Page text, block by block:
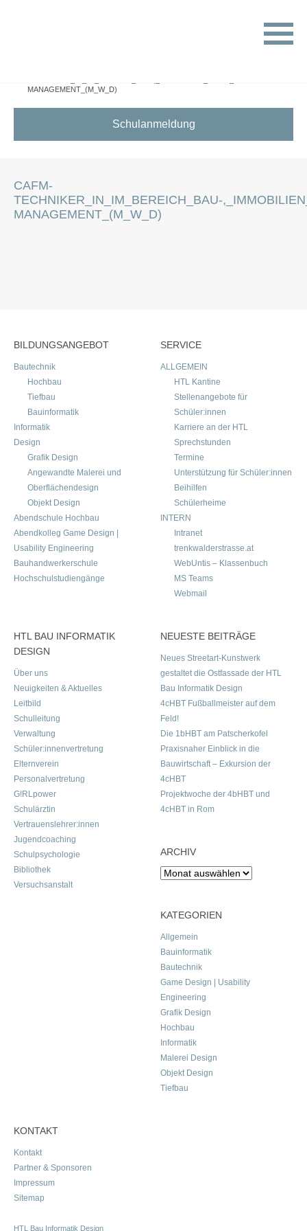
MANAGEMENT_(M_W_D)
Schulanmeldung
CAFM-
TECHNIKER_IN_IM_BEREICH_BAU-
MANAGEMENT_(M_W_D)
BILDUNGSANGEBOT
Bautechnik
Hochbau
Tiefbau
Bauinformatik
Informatik
Design
Grafik Design
Angewandte Malerei und
Oberflächendesign
Objekt Design
Abendschule Hochbau
Abendkolleg Game Design |
Usability Engineering
Bauhandwerkerschule
Hochschulstudiengänge
SERVICE
ALLGEMEIN
HTL Kantine
Stellenangebote für
Schüler:innen
Karriere an der HTL
Sprechstunden
Termine
Unterstützung für Schüler:innen
Beihilfen
Schülerheime
INTERN
Intranet
trenkwalderstrasse.at
WebUntis – Klassenbuch
MS Teams
Webmail
HTL BAU INFORMATIK
DESIGN
Über uns
Neuigkeiten & Aktuelles
Leitbild
Schulleitung
Verwaltung
Schüler:innenvertretung
Elternverein
Personalvertretung
G!RLpower
Schulärztin
Vertrauenslehrer:innen
Jugendcoaching
Schulpsychologie
Bibliothek
Versuchsanstalt
NEUESTE BEITRÄGE
Neues Streetart-Kunstwerk
gestaltet die Ostfassade der HTL
Bau Informatik Design
4cHBT Fußballmeister auf dem
Feld!
Die 1bHBT am Patscherkofel
Praxisnaher Einblick in die
Bauwirtschaft – Exkursion der
4cHBT
Projektwoche der 4bHBT und
4cHBT in Rom
ARCHIV
Archiv
KATEGORIEN
Allgemein
Bauinformatik
Bautechnik
Game Design | Usability
Engineering
Grafik Design
Hochbau
Informatik
Malerei Design
Objekt Design
Tiefbau
KONTAKT
Kontakt
Partner & Sponsoren
Impressum
Sitemap
HTL Bau Informatik Design